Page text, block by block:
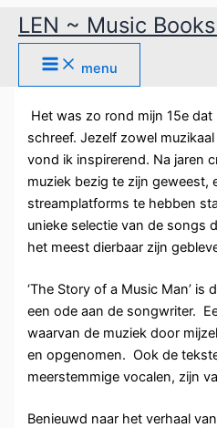
Ga
naar
inhoud
LEN ~ Music
menu
Story of a
Het was zo rond mijn 15e
schreef. Jezelf zowel
vond ik inspirerend. Na jaren
muziek bezig te zijn geweest,
streamplatforms te hebben
unieke selectie van de songs
het meest dierbaar zijn
‘The Story of a Music Man’ is
een ode aan de songwriter.
waarvan de muziek door
en opgenomen. Ook de
meerstemmige vocalen, zijn
Benieuwd naar het verhaal